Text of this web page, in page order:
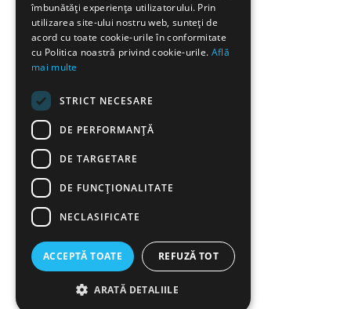
îmbunătăți experiența utilizatorului. Prin
utilizarea site-ului nostru web, sunteți de
acord cu toate cookie-urile în conformitate
cu Politica noastră privind cookie-urile. Află
mai multe
STRICT NECESARE
DE PERFORMANȚĂ
DE TARGETARE
DE FUNCŢIONALITATE
NECLASIFICATE
ACCEPTĂ TOATE REFUZĂ TOT
ARATĂ DETALIILE